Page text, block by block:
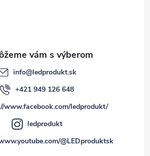
info@ledprodukt.sk
+421 949 126 648
www.facebook.com/ledprodukt/
ledprodukt
@LEDproduktsk